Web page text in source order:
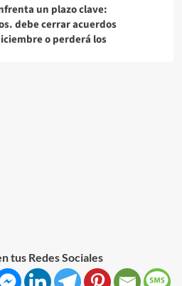
un plazo clave:
debe cerrar acuerdos
o perderá los
tus Redes Sociales